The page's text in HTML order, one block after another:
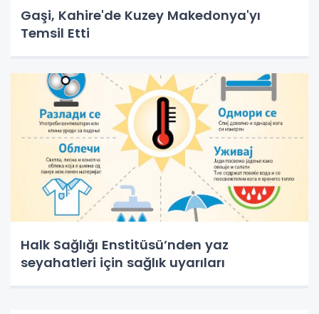
Gaşi, Kahire'de Kuzey Makedonya'yı
Temsil Etti
Halk Sağlığı Enstitüsü’nden yaz
seyahatleri için sağlık uyarıları